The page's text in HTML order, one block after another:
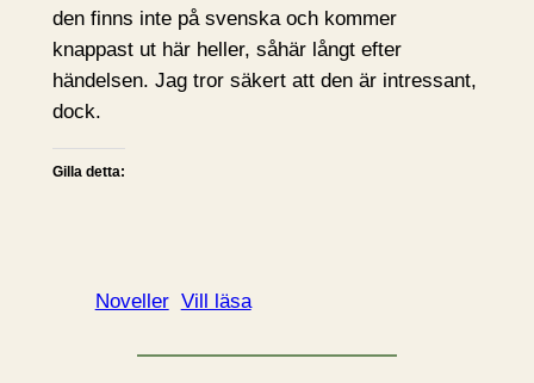
den finns inte på svenska och kommer
knappast ut här heller, såhär långt efter
händelsen. Jag tror säkert att den är intressant,
dock.
Gilla detta:
Noveller Vill läsa